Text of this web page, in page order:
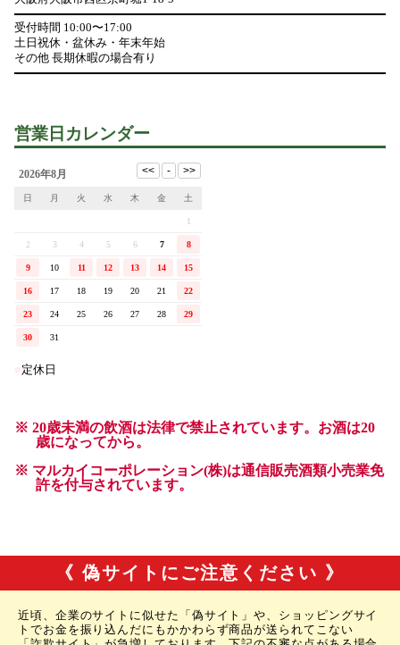
《 偽サイトにご注意ください 》
近頃、企業のサイトに似せた「偽サイト」や、ショッピングサイ
トでお金を振り込んだにもかかわらず商品が送られてこない